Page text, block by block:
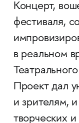
Концерт,
фестиваля,
в реальном
Проект дал
и зрителям,
творческих